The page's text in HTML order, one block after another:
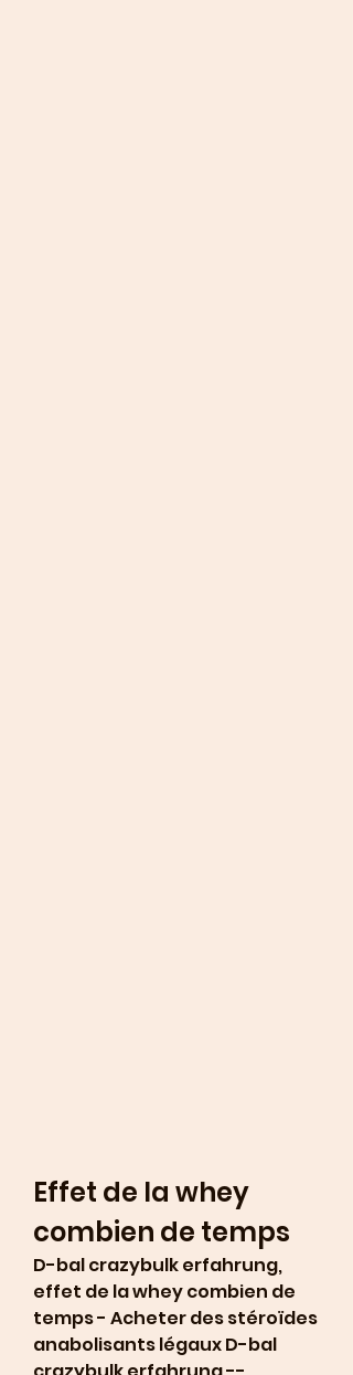
Effet de la whey
combien de temps
D-bal crazybulk erfahrung,
effet de la whey combien de
temps - Acheter des stéroïdes
anabolisants légaux D-bal